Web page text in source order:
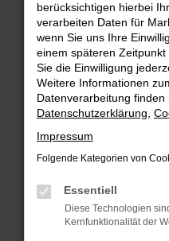
Fehler:
Beim Laden ist ein
Hier sind ein paar
Überprüfe deine
Laden andere
Manche
können das Laden
verhindern.
berücksichtigen hierbei
verarbeiten Daten für
wenn Sie uns Ihre
einem späteren
Sie die Einwilligung
Weitere Informationen
Datenverarbeitung finden
Datenschutzerklärung
Impressum
Folgende Kategorien von
Essentiell
Diese Technologien
Kernfunktionalität der